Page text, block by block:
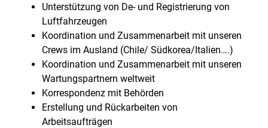
Unterstützung von De- und Registrierung von
Luftfahrzeugen
Koordination und Zusammenarbeit mit unseren
Crews im Ausland (Chile/ Südkorea/Italien….)
Koordination und Zusammenarbeit mit unseren
Wartungspartnern weltweit
Korrespondenz mit Behörden
Erstellung und Rückarbeiten von
Arbeitsaufträgen